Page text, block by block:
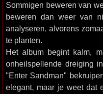
Sommigen beweren van
beweren dan weer van
analyseren, alvorens
te planten.
Het album begint kalm,
onheilspellende dreiging
"Enter Sandman"
elegant, maar je weet dat